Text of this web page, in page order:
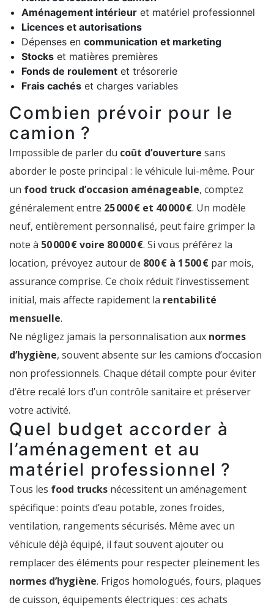
Aménagement intérieur et matériel professionnel
Licences et autorisations
Dépenses en communication et marketing
Stocks et matières premières
Fonds de roulement et trésorerie
Frais cachés et charges variables
Combien prévoir pour le
camion ?
Impossible de parler du coût d’ouverture sans
aborder le poste principal : le véhicule lui-même. Pour
un food truck d’occasion aménageable, comptez
généralement entre 25 000 € et 40 000 €. Un modèle
neuf, entièrement personnalisé, peut faire grimper la
note à 50 000 € voire 80 000 €. Si vous préférez la
location, prévoyez autour de 800 € à 1 500 € par mois,
assurance comprise. Ce choix réduit l’investissement
initial, mais affecte rapidement la rentabilité
mensuelle.
Ne négligez jamais la personnalisation aux normes
d’hygiène, souvent absente sur les camions d’occasion
non professionnels. Chaque détail compte pour éviter
d’être recalé lors d’un contrôle sanitaire et préserver
votre activité.
Quel budget accorder à
l’aménagement et au
matériel professionnel ?
Tous les food trucks nécessitent un aménagement
spécifique : points d’eau potable, zones froides,
ventilation, rangements sécurisés. Même avec un
véhicule déjà équipé, il faut souvent ajouter ou
remplacer des éléments pour respecter pleinement les
normes d’hygiène. Frigos homologués, fours, plaques
de cuisson, équipements électriques : ces achats